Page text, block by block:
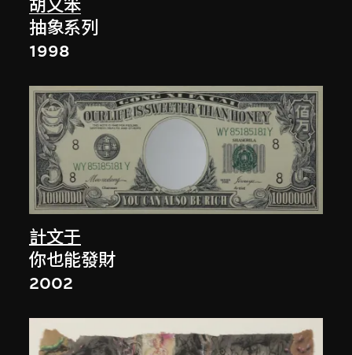
胡又笨
抽象系列
1998
計文于
你也能發財
2002